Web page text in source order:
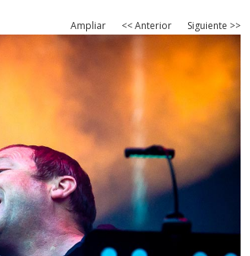
Ampliar << Anterior Siguiente >>